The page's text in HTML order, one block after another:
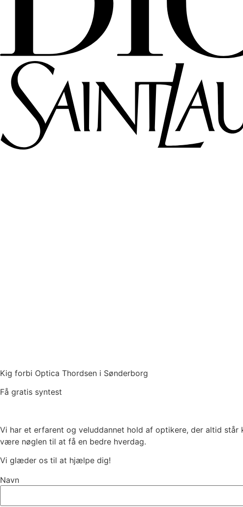
Kig forbi Optica Thordsen i Sønderborg
Få gratis syntest
Vi har et erfarent og veluddannet hold af optikere, der altid
være nøglen til at få en bedre hverdag.
Vi glæder os til at hjælpe dig!
Navn